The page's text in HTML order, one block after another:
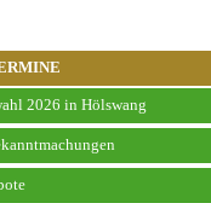
2026 in Hölswang